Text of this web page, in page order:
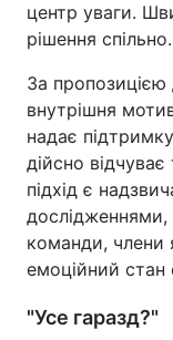
центр уваги.
рішення спільно.
За
внутрішня
надає
дійсно
підхід є
команди, члени
емоційний стан
"Усе гаразд?"